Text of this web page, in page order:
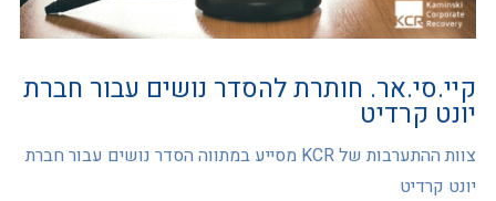
קיי.סי.אר. חותרת להסדר נושים עבור חברת
יונט קרדיט
צוות ההתערבות של KCR מסייע במתווה הסדר נושים עבור חברת
יונט קרדיט